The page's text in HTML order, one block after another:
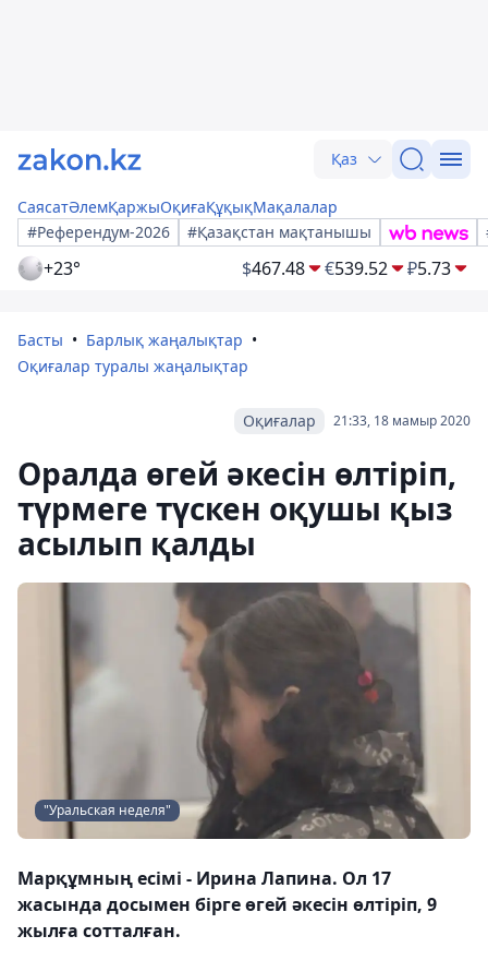
Қаз
СаясатӘлемҚаржыОқиғаҚұқықМақалалар
#Референдум-2026
#Қазақстан мақтанышы
+23° $467.48 €539.52 ₽5.73
Басты
Барлық жаңалықтар
Оқиғалар туралы жаңалықтар
21:33, 18 мамыр 2020
Оқиғалар
Оралда өгей әкесін өлтіріп,
түрмеге түскен оқушы қыз
асылып қалды
"Уральская неделя"
Марқұмның есімі - Ирина Лапина. Ол 17
жасында досымен бірге өгей әкесін өлтіріп, 9
жылға сотталған.